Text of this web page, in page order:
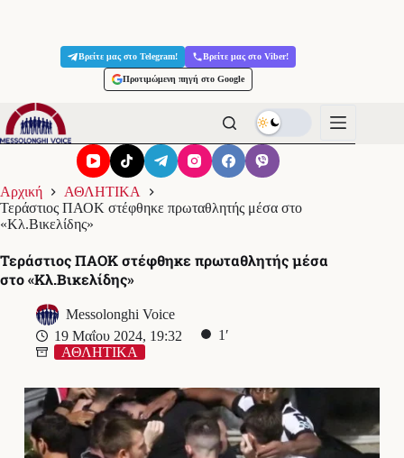
Βρείτε μας στο Telegram! Βρείτε μας στο Viber!
Προτιμώμενη πηγή στο Google
Αρχική
ΑΘΛΗΤΙΚΑ
Τεράστιος ΠΑΟΚ στέφθηκε πρωταθλητής μέσα στο
«Κλ.Βικελίδης»
Τεράστιος ΠΑΟΚ στέφθηκε πρωταθλητής μέσα
στο «Κλ.Βικελίδης»
Messolonghi Voice
19 Μαΐου 2024, 19:32
1′
ΑΘΛΗΤΙΚΑ